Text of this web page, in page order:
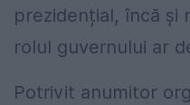
prezidențial, încă și
rolul guvernului ar
Potrivit anumitor